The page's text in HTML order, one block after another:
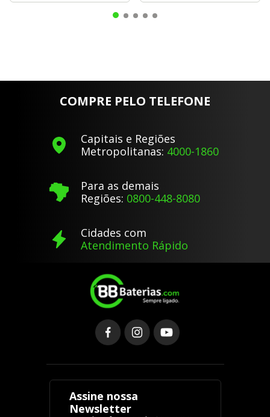
COMPRE PELO TELEFONE
Capitais e Regiões
Metropolitanas: 4000-1860
Para as demais
Regiões: 0800-448-8080
Cidades com
Atendimento Rápido
Assine nossa
Newsletter